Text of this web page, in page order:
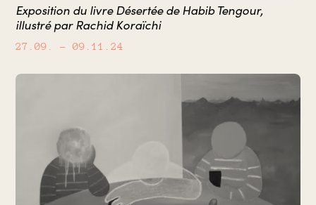
Exposition du livre Désertée de Habib Tengour,
illustré par Rachid Koraïchi
27.09. – 09.11.24